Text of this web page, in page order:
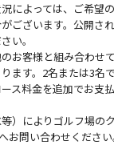
によっては、ご希望
ございます。公開さ
い。
お客様と組み合わせ
ます。2名または3名
ス料金を追加でお支
）によりゴルフ場の
お問い合わせください